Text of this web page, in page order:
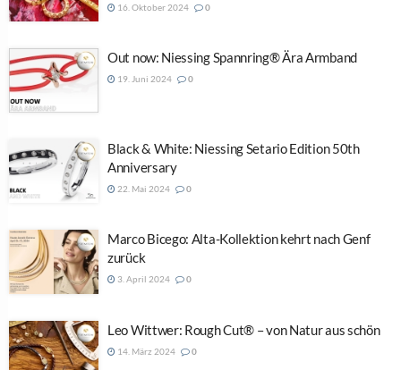
16. Oktober 2024 0
Out now: Niessing Spannring® Ära Armband
19. Juni 2024 0
Black & White: Niessing Setario Edition 50th
Anniversary
22. Mai 2024 0
Marco Bicego: Alta-Kollektion kehrt nach Genf
zurück
3. April 2024 0
Leo Wittwer: Rough Cut® – von Natur aus schön
14. März 2024 0